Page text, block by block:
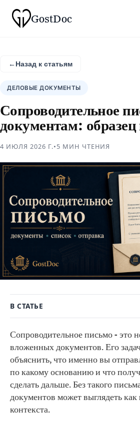
GostDoc
←Назад к статьям
ДЕЛОВЫЕ ДОКУМЕНТЫ
Сопроводительное
документам:
4 ИЮЛЯ 2026 Г.•5 МИН ЧТЕНИЯ
В СТАТЬЕ
Сопроводительное письмо - это
вложенных документов. Его
объяснить, что именно вы
по какому основанию и что
сделать дальше. Без такого
документов может выглядеть
контекста.